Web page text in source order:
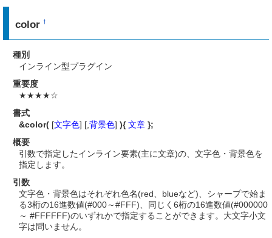
color†
種別
インライン型プラグイン
重要度
★★★★☆
書式
&color( [文字色] [,背景色] ){ 文章 };
概要
引数で指定したインライン要素(主に文章)の、文字色・背景色を
指定します。
引数
文字色・背景色はそれぞれ色名(red、blueなど)、シャープで始ま
る3桁の16進数値(#000～#FFF)、同じく6桁の16進数値(#000000
～ #FFFFFF)のいずれかで指定することができます。大文字小文
字は問いません。